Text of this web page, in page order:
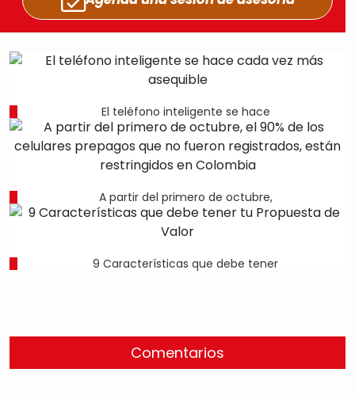
El teléfono inteligente se hace
A partir del primero de octubre,
9 Características que debe tener
Comentarios